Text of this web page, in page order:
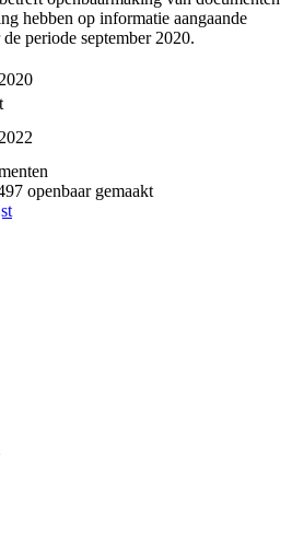
hebben op informatie aangaande
periode september 2020.
openbaar gemaakt